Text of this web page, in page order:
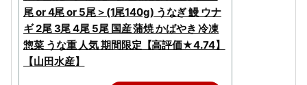
尾 or 4尾 or 5尾＞(1尾140g) うなぎ 鰻 ウナ
ギ 2尾 3尾 4尾 5尾 国産 蒲焼 かばやき 冷凍
惣菜 うな重 人気 期間限定【高評価★4.74】
【山田水産】